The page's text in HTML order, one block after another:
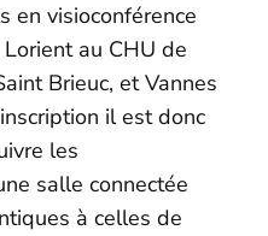
en visioconférence
au CHU de
Brieuc, et Vannes
il est donc
les
salle connectée
à celles de